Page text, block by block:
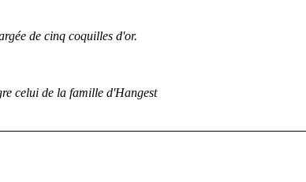
de cinq coquilles d'or.
celui de la famille d'Hangest